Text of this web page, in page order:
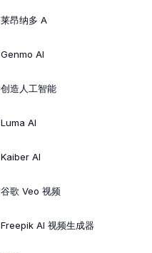
莱昂纳多 A
Genmo AI
创造人工智能
Luma AI
Kaiber AI
谷歌 Veo 视频
Freepik AI 视频生成器